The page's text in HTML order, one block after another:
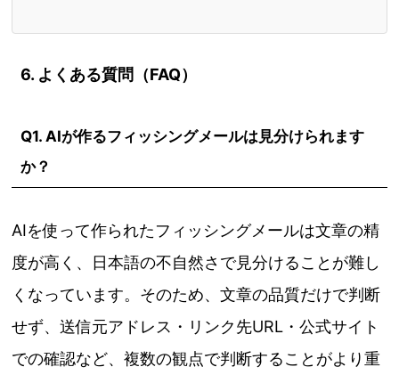
6. よくある質問（FAQ）
Q1. AIが作るフィッシングメールは見分けられます
か？
AIを使って作られたフィッシングメールは文章の精
度が高く、日本語の不自然さで見分けることが難し
くなっています。そのため、文章の品質だけで判断
せず、送信元アドレス・リンク先URL・公式サイト
での確認など、複数の観点で判断することがより重